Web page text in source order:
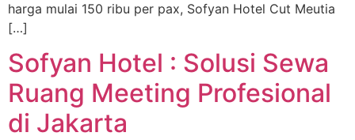
harga mulai 150 ribu per pax, Sofyan Hotel Cut Meutia
[…]
Sofyan Hotel : Solusi Sewa
Ruang Meeting Profesional
di Jakarta